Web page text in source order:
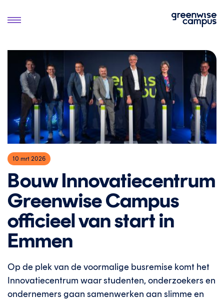
10 mrt 2026
Bouw Innovatiecentrum
Greenwise Campus
officieel van start in
Emmen
Op de plek van de voormalige busremise komt het
Innovatiecentrum waar studenten, onderzoekers en
ondernemers gaan samenwerken aan slimme en